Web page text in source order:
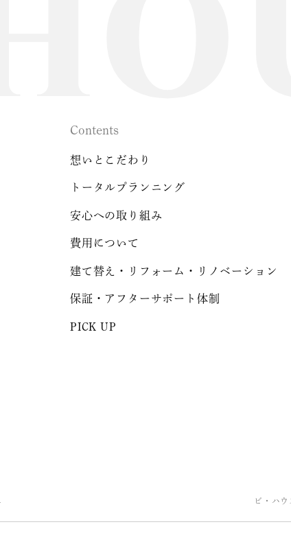
Contents
想いとこだわり
トータルプランニング
安心への取り組み
費用について
建て替え・リフォーム・リノベーション
保証・アフターサポート体制
PICK UP
ビ・ハ